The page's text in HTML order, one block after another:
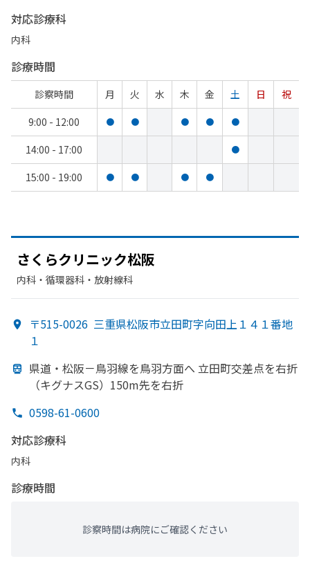
対応診療科
内科
診療時間
診察時間 月 火 水 木 金 土 日
祝
9:00 - 12:00
● ● ● ● ●
14:00 - 17:00 ●
15:00 - 19:00 ● ● ● ●
さくらクリニック松阪
内科・​循環器科・​放射線科
〒515-0026 三重県松阪市立田町字向田上１４１番地
１
県道・松阪－鳥羽線を鳥羽方面へ 立田町交差点を右折
（キグナスGS） 150m先を右折
0598-61-0600
対応診療科
内科
診療時間
診察時間は病院にご確認ください